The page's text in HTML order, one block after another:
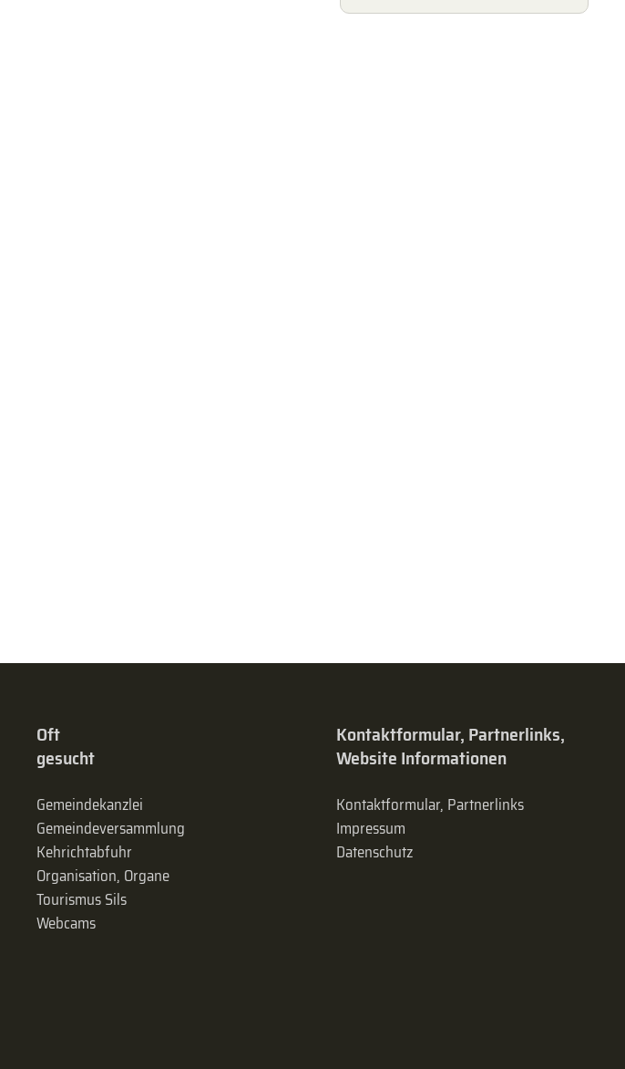
Oft
gesucht
Gemeindekanzlei
Gemeinde­versammlung
Kehrichtabfuhr
Organisation, Organe
Tourismus Sils
Webcams
Kontaktformular, Partnerlinks,
Website Informationen
Kontaktformular, Partnerlinks
Impressum
Datenschutz